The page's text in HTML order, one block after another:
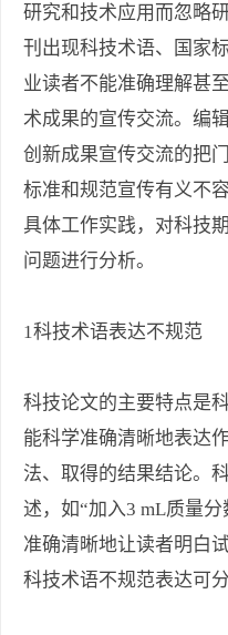
研究和技术应用而忽略
刊出现科技术语、国家
业读者不能准确理解甚
术成果的宣传交流。编
创新成果宣传交流的把
标准和规范宣传有义不
具体工作实践，对科技
问题进行分析。
1科技术语表达不规范
科技论文的主要特点是
能科学准确清晰地表达
法、取得的结果结论。
述，如“加入3 mL质量
准确清晰地让读者明白
科技术语不规范表达可